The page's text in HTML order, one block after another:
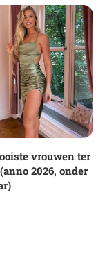
vrouwen ter
2026, onder